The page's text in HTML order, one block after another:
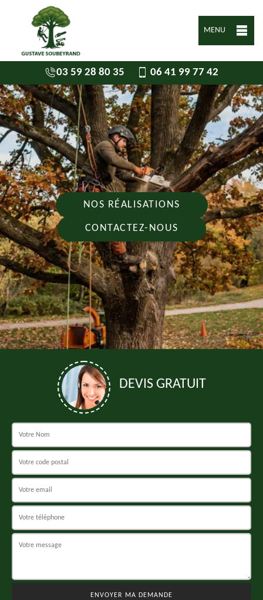
MENU
03 59 28 80 35 06 41 99 77 42
NOS RÉALISATIONS
CONTACTEZ-NOUS
DEVIS GRATUIT